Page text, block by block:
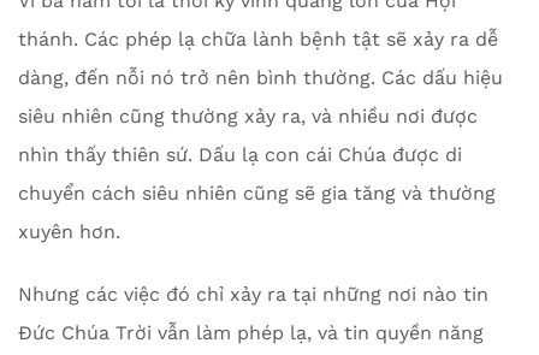
thánh. Các phép lạ chữa lành bệnh tật sẽ xảy ra dễ
dàng, đến nỗi nó trở nên bình thường. Các dấu hiệu
siêu nhiên cũng thường xảy ra, và nhiều nơi được
nhìn thấy thiên sứ. Dấu lạ con cái Chúa được di
chuyển cách siêu nhiên cũng sẽ gia tăng và thường
xuyên hơn.
Nhưng các việc đó chỉ xảy ra tại những nơi nào tin
Đức Chúa Trời vẫn làm phép lạ, và tin quyền năng